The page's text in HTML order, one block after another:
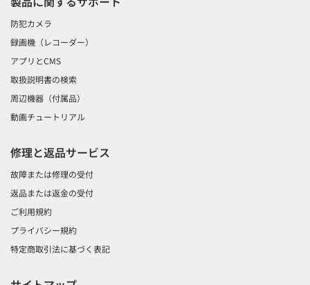
防犯カメラ
録画機（レコーダー）
アプリとCMS
取扱説明書の検索
周辺機器（付属品）
動画チュートリアル
修理と返品サービス
故障または修理の受付
返品または返金の受付
ご利用規約
プライバシー規約
特定商取引法に基づく表記